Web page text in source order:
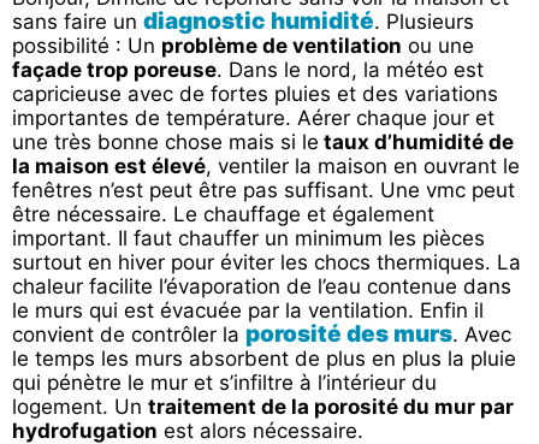
sans faire un diagnostic humidité. Plusieurs
possibilité : Un problème de ventilation ou une
façade trop poreuse. Dans le nord, la météo est
capricieuse avec de fortes pluies et des variations
importantes de température. Aérer chaque jour et
une très bonne chose mais si le taux d’humidité de
la maison est élevé, ventiler la maison en ouvrant le
fenêtres n’est peut être pas suffisant. Une vmc peut
être nécessaire. Le chauffage et également
important. Il faut chauffer un minimum les pièces
surtout en hiver pour éviter les chocs thermiques. La
chaleur facilite l’évaporation de l’eau contenue dans
le murs qui est évacuée par la ventilation. Enfin il
convient de contrôler la porosité des murs. Avec
le temps les murs absorbent de plus en plus la pluie
qui pénètre le mur et s’infiltre à l’intérieur du
logement. Un traitement de la porosité du mur par
hydrofugation est alors nécessaire.